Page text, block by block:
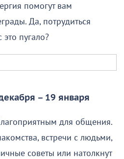
помогут вам
Да, потрудиться
пугало?
– 19 января
для общения.
встречи с людьми,
советы или натолкнут